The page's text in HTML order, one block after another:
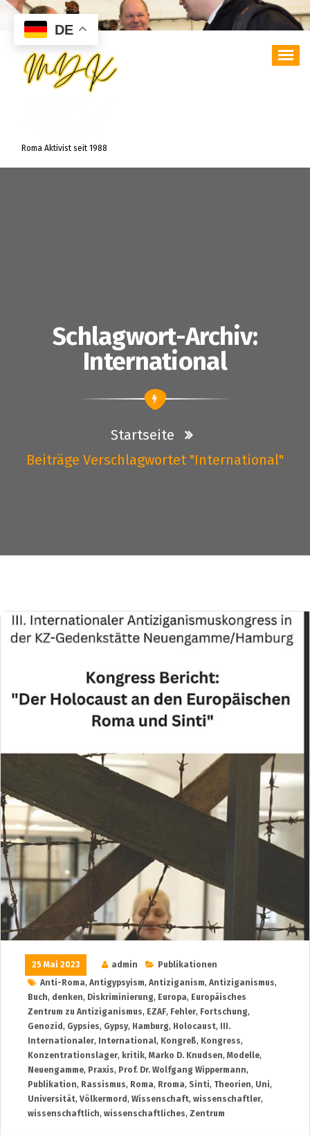
Zum
Inhalt
springen
Roma Aktivist seit 1988
Schlagwort-Archiv:
International
Startseite
Beiträge Verschlagwortet "International"
25 Mai 2023 admin
Publikationen
Anti-Roma, Antigypsyism, Antiziganism, Antiziganismus,
Buch, denken, Diskriminierung, Europa, Europäisches
Zentrum zu Antiziganismus, EZAF, Fehler, Fortschung,
Genozid , Gypsies, Gypsy, Hamburg, Holocaust,
III.
Internationaler, International, Kongreß, Kongress,
Konzentrationslager, kritik, Marko D. Knudsen, Modelle,
Neuengamme, Praxis, Prof. Dr. Wolfgang Wippermann,
Publikation, Rassismus, Roma, Rroma, Sinti, Theorien, Uni,
Universität, Völkermord , Wissenschaft, wissenschaftler,
wissenschaftlich, wissenschaftliches, Zentrum
DE